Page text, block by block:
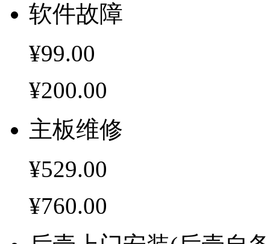
软件故障
¥99.00
¥200.00
主板维修
¥529.00
¥760.00